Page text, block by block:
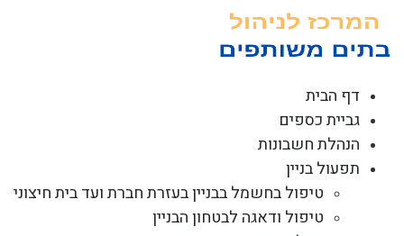
דף הבית
גביית כספים
הנהלת חשבונות
תפעול בניין
טיפול בחשמל בבניין בעזרת חברת ועד בית חיצוני
טיפול ודאגה לבטחון הבניין